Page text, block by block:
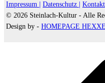
Impressum | Datenschutz |
Kontakt
© 2026 Steinlach-Kultur - Alle
Design by - HOMEPAGE